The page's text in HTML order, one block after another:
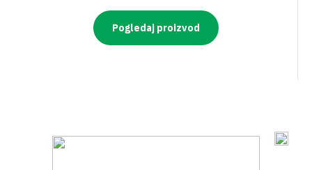
Pogledaj proizvod